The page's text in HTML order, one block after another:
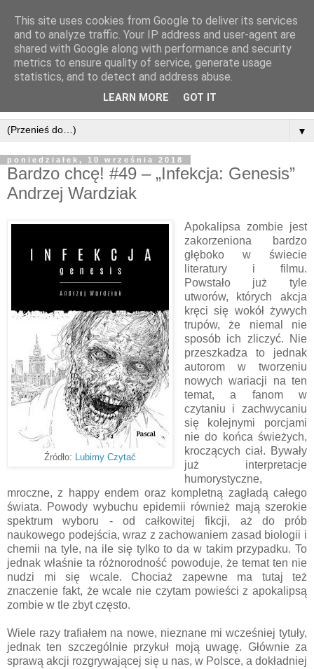
▼
poniedziałek, 10 września 2018
Bardzo chcę! #49 – „Infekcja: Genesis”
Andrzej Wardziak
Źródło: Lubimy Czytać
Apokalipsa zombie jest
zakorzeniona bardzo
głęboko w świecie
literatury i filmu.
Powstało już tyle
utworów, których akcja
kręci się wokół żywych
trupów, że niemal nie
sposób ich zliczyć. Nie
przeszkadza to jednak
autorom w tworzeniu
nowych wariacji na ten
temat, a fanom w
czytaniu i zachwycaniu
się kolejnymi porcjami
nie do końca świeżych,
kroczących ciał. Bywały
już interpretacje
humorystyczne,
mroczne, z happy endem oraz kompletną zagładą całego
świata. Powody wybuchu epidemii również mają szerokie
spektrum wyboru - od całkowitej fikcji, aż do prób
naukowego podejścia, wraz z zachowaniem zasad biologii i
chemii na tyle, na ile się tylko to da w takim przypadku. To
jednak właśnie ta różnorodność powoduje, że temat ten nie
nudzi mi się wcale. Chociaż zapewne ma tutaj też
znaczenie fakt, że wcale nie czytam powieści z apokalipsą
zombie w tle zbyt często.
Wiele razy trafiałem na nowe, nieznane mi wcześniej tytuły,
jednak ten szczególnie przykuł moją uwagę. Głównie za
sprawą akcji rozgrywającej się u nas, w Polsce, a dokładniej
This site uses cookies from Google to deliver its services
and to analyze traffic. Your IP address and user-agent are
shared with Google along with performance and security
metrics to ensure quality of service, generate usage
statistics, and to detect and address abuse.
LEARN MORE GOT IT